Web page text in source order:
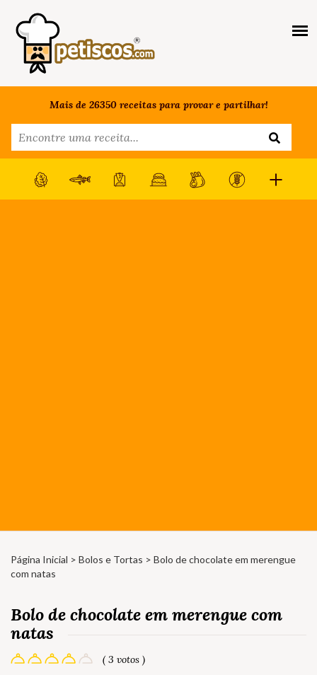
Mais de 26350 receitas para provar e partilhar!
Página Inicial > Bolos e Tortas > Bolo de chocolate em merengue
com natas
Bolo de chocolate em merengue com
natas
( 3 votos )